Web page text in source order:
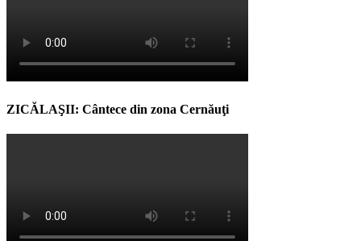
ZICĂLAŞII: Cântece din zona Cernăuţi